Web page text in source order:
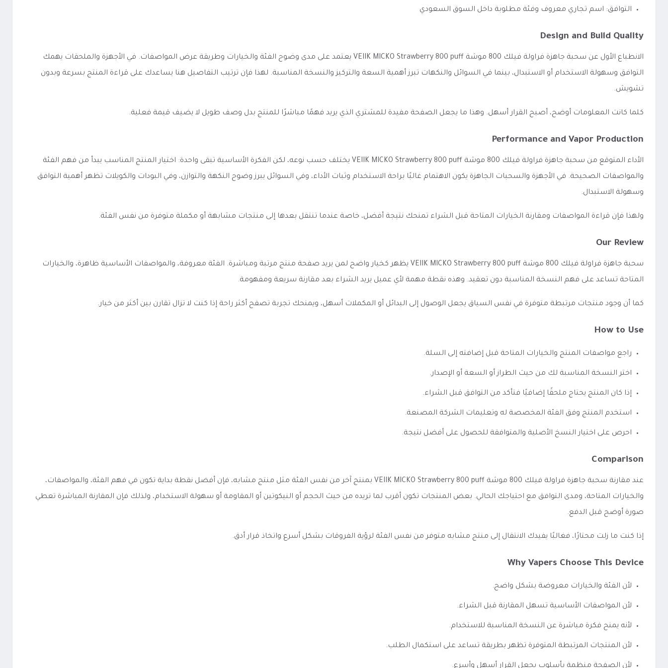
التوافق: اسم تجاري معروف وفئة مطلوبة داخل السوق السعودي
Design and Build Quality
الانطباع الأول عن سحبة جاهزة فراولة فيلك 800 موشة VEIIK MICKO Strawberry 800 puff يعتمد على مدى وضوح الفئة والخيارات وطريقة عرض المواصفات. في الأجهزة والملحقات يهمك
التوافق وسهولة الاستخدام أو الاستبدال، بينما في السوائل والنكهات تبرز أهمية السعة والتركيز والنسخة المناسبة. لهذا فإن ترتيب التفاصيل هنا يساعدك على قراءة المنتج بسرعة وبدون
تشويش.
كلما كانت المعلومات أوضح، أصبح القرار أسهل. وهذا ما يجعل الصفحة مفيدة للمشتري الذي يريد فهمًا مباشرًا للمنتج بدل وصف طويل لا يضيف قيمة فعلية.
Performance and Vapor Production
الأداء المتوقع من سحبة جاهزة فراولة فيلك 800 موشة VEIIK MICKO Strawberry 800 puff يختلف حسب نوعه، لكن الفكرة الأساسية تبقى واحدة: اختيار المنتج المناسب يبدأ من فهم الفئة
والمواصفات الصحيحة. في الأجهزة والسحبات الجاهزة يكون الاهتمام غالبًا براحة الاستخدام وثبات الأداء، وفي السوائل يبرز وضوح النكهة والتوازن، وفي البودات والكويلات تظهر أهمية التوافق
وسهولة الاستبدال.
ولهذا فإن قراءة المواصفات ومقارنة الخيارات المتاحة قبل الشراء تمنحك نتيجة أفضل، خاصة عندما تنتقل بعدها إلى منتجات مشابهة أو مكملة متوفرة من نفس الفئة.
Our Review
سحبة جاهزة فراولة فيلك 800 موشة VEIIK MICKO Strawberry 800 puff يظهر كخيار واضح لمن يريد صفحة منتج مرتبة ومباشرة. الفئة معروفة، والمواصفات الأساسية ظاهرة، والخيارات
المتاحة تساعد على فهم النسخة المناسبة دون تعقيد. وهذه نقطة مهمة لأي عميل يريد الشراء بعد مقارنة سريعة ومفهومة.
كما أن وجود منتجات مرتبطة متوفرة في نفس السياق يجعل الوصول إلى البدائل أو المكملات أسهل، ويمنحك تجربة تصفح أكثر راحة إذا كنت لا تزال تقارن بين أكثر من خيار.
How to Use
راجع مواصفات المنتج والخيارات المتاحة قبل إضافته إلى السلة.
اختر النسخة المناسبة لك من حيث الطراز أو السعة أو الإصدار.
إذا كان المنتج يحتاج ملحقًا إضافيًا فتأكد من التوافق قبل الشراء.
استخدم المنتج وفق الفئة المخصصة له وتعليمات الشركة المصنعة.
احرص على اختيار النسخ الأصلية والمتوافقة للحصول على أفضل نتيجة.
Comparison
عند مقارنة سحبة جاهزة فراولة فيلك 800 موشة VEIIK MICKO Strawberry 800 puff بمنتج آخر من نفس الفئة مثل منتج مشابه، فإن أفضل نقطة بداية تكون في فهم الفئة، والمواصفات،
والخيارات المتاحة، ومدى التوافق مع احتياجك الحالي. بعض المنتجات تكون أقرب لما تريده من حيث الحجم أو النيكوتين أو المقاومة أو سهولة الاستخدام، ولذلك فإن المقارنة المباشرة تعطي
صورة أوضح قبل الدفع.
إذا كنت ما زلت محتارًا، فغالبًا يفيدك الانتقال إلى منتج مشابه متوفر من نفس الفئة لرؤية الفروقات بشكل أسرع واتخاذ قرار أدق.
Why Vapers Choose This Device
لأن الفئة والخيارات معروضة بشكل واضح.
لأن المواصفات الأساسية تسهل المقارنة قبل الشراء.
لأنه يمنح فكرة مباشرة عن النسخة المناسبة للاستخدام.
لأن المنتجات المرتبطة المتوفرة تظهر بطريقة تساعد على استكمال الطلب.
لأن الصفحة منظمة بأسلوب يجعل القرار أسهل وأسرع.